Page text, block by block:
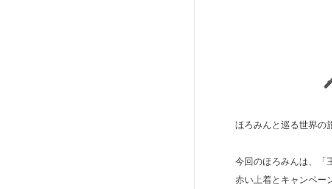
ほろみんと巡る世界の
今回のほろみんは、「
赤い上着とキャンペー